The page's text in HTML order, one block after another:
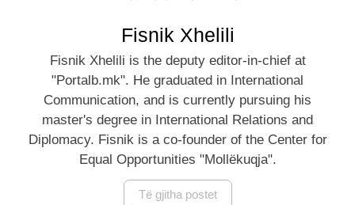
Fisnik Xhelili
Fisnik Xhelili is the deputy editor-in-chief at
"Portalb.mk". He graduated in International
Communication, and is currently pursuing his
master's degree in International Relations and
Diplomacy. Fisnik is a co-founder of the Center for
Equal Opportunities "Mollëkuqja".
Të gjitha postet